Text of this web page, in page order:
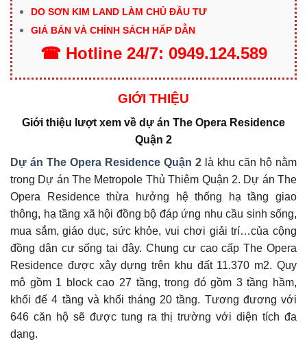
DO SƠN KIM LAND LÀM CHỦ ĐẦU TƯ
GIÁ BÁN VÀ CHÍNH SÁCH HẤP DẪN
☎ Hotline 24/7: 0949.124.589
GIỚI THIỆU
Giới thiệu lượt xem về dự án The Opera Residence
Quận 2
Dự án The Opera Residence Quận 2 là khu căn hộ nằm
trong Dự án The Metropole Thủ Thiêm Quận 2. Dự án The
Opera Residence thừa hưởng hệ thống hạ tầng giao
thông, hạ tầng xã hội đồng bộ đáp ứng nhu cầu sinh sống,
mua sắm, giáo dục, sức khỏe, vui chơi giải trí…của cộng
đồng dân cư sống tại đây. Chung cư cao cấp The Opera
Residence được xây dựng trên khu đất 11.370 m2. Quy
mô gồm 1 block cao 27 tầng, trong đó gồm 3 tầng hầm,
khối đế 4 tầng và khối tháng 20 tầng. Tương đương với
646 căn hộ sẽ được tung ra thị trường với diện tích đa
dạng.